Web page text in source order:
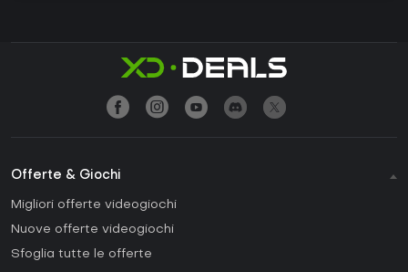
Offerte & Giochi
Migliori offerte videogiochi
Nuove offerte videogiochi
Sfoglia tutte le offerte